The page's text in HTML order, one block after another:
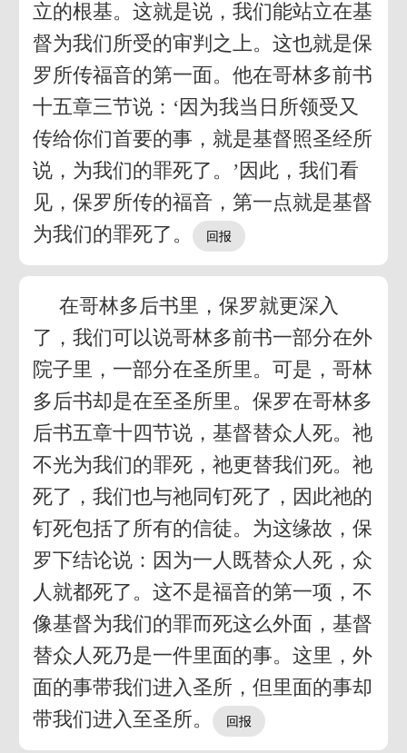
立的根基。这就是说，我们能站立在基
督为我们所受的审判之上。这也就是保
罗所传福音的第一面。他在哥林多前书
十五章三节说：‘因为我当日所领受又
传给你们首要的事，就是基督照圣经所
说，为我们的罪死了。’因此，我们看
见，保罗所传的福音，第一点就是基督
为我们的罪死了。
在哥林多后书里，保罗就更深入
了，我们可以说哥林多前书一部分在外
院子里，一部分在圣所里。可是，哥林
多后书却是在至圣所里。保罗在哥林多
后书五章十四节说，基督替众人死。祂
不光为我们的罪死，祂更替我们死。祂
死了，我们也与祂同钉死了，因此祂的
钉死包括了所有的信徒。为这缘故，保
罗下结论说：因为一人既替众人死，众
人就都死了。这不是福音的第一项，不
像基督为我们的罪而死这么外面，基督
替众人死乃是一件里面的事。这里，外
面的事带我们进入圣所，但里面的事却
带我们进入至圣所。